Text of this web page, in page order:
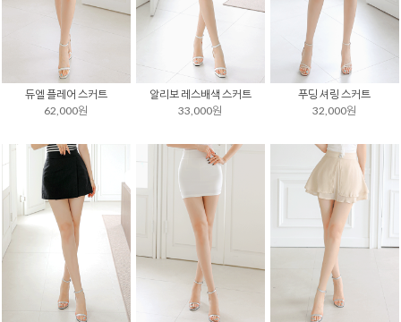
듀엘 플레어 스커트
62,000원
알리보 레스배색 스커트
33,000원
푸딩 셔링 스커트
32,000원